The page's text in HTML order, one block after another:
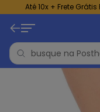
Até 10x + Frete